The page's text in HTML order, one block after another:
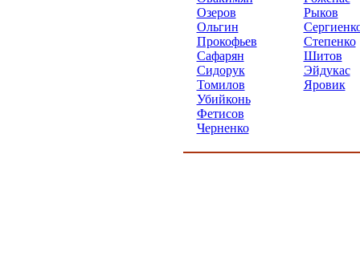
Озеров
Ольгин
Прокофьев
Сафарян
Сидорук
Томилов
Убийконь
Фетисов
Черненко
Рыков
Степенко
Шитов
Эйдукас
Яровик